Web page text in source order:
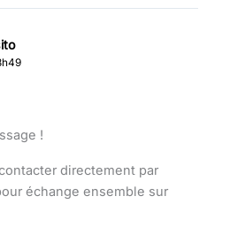
!
directement par
échange ensemble sur